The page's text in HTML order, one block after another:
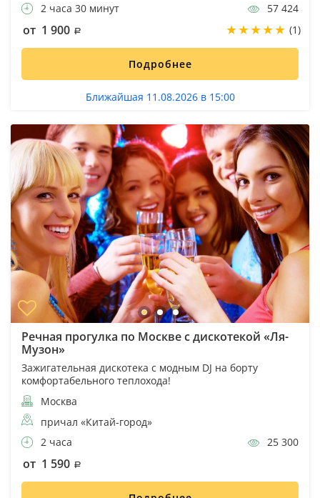
2 часа 30 минут
57 424
от 1 900 (1)
Подробнее
Ближайшая 11.08.2026 в 15:00
Речная прогулка по Москве с дискотекой «Ля-
Музон»
Зажигательная дискотека с модным DJ на борту
комфортабельного теплохода!
Москва
причал «Китай-город»
2 часа
25 300
от 1 590